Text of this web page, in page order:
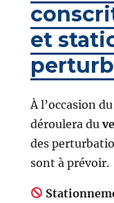
et
À l’occasion
déroulera du
des
sont à prévoir.